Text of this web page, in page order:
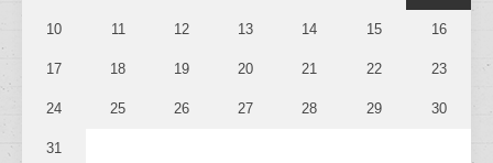
10 11 12 13 14 15 16
17 18 19 20 21 22 23
24 25 26 27 28 29 30
31